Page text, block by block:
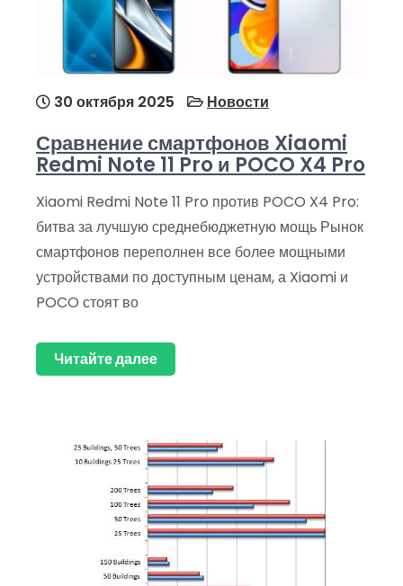
30 октября 2025 Новости
Сравнение смартфонов Xiaomi
Redmi Note 11 Pro и POCO X4 Pro
Xiaomi Redmi Note 11 Pro против POCO X4 Pro:
битва за лучшую среднебюджетную мощь Рынок
смартфонов переполнен все более мощными
устройствами по доступным ценам, а Xiaomi и
POCO стоят во
Читайте далее